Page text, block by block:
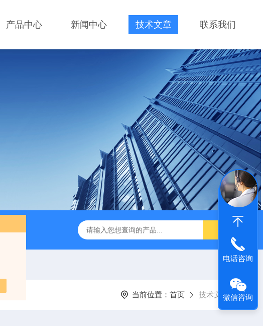
产品中心 新闻中心 技术文章 联系我们
GL840-M/GL840WV图技GL840存储记录仪/数据采集仪
当前位置： 首页 技术文章
电话咨询
微信咨询